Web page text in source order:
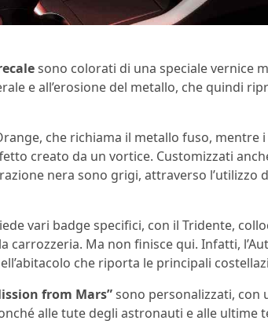
sono colorati di una speciale vernice
e all’erosione del metallo, che quindi
che richiama il metallo fuso, mentre i
creato da un vortice. Customizzati
nera sono grigi, attraverso l’utilizzo
vari badge specifici, con il Tridente,
carrozzeria. Ma non finisce qui. Infatti,
che riporta le principali
from Mars”sono personalizzati, con
alle tute degli astronauti e alle ultime